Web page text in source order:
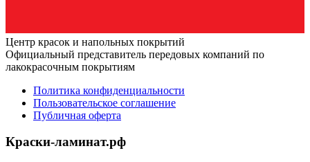
Центр красок и напольных покрытий
Официальный представитель передовых компаний по
лакокрасочным покрытиям
Политика конфиденциальности
Пользовательское соглашение
Публичная оферта
Краски-ламинат.рф